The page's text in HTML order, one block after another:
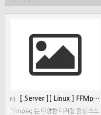
[ Server ][ Linux ] FFMpeg jav…
FFmpeg 는 다양한 디지털 음성 스트